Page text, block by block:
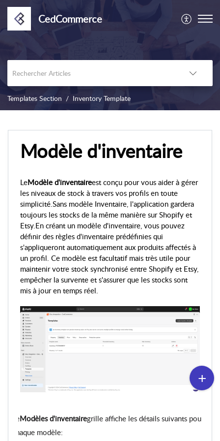
CedCommerce
Templates Section Inventory Template
Modèle d'inventaire
LeModèle d'inventaireest conçu pour vous aider à gérer
les niveaux de stock à travers vos profils en toute
simplicité.Sans modèle Inventaire, l'application gardera
toujours les stocks de la même manière sur Shopify et
Etsy.En créant un modèle d'inventaire, vous pouvez
définir des règles d'inventaire prédéfinies qui
s'appliqueront automatiquement aux produits affectés à
un profil. Ce modèle est facultatif mais très utile pour
maintenir votre stock synchronisé entre Shopify et Etsy,
empêcher la survente et s'assurer que les stocks sont
mis à jour en temps réel.
LeModèles d'inventairegrille affiche les détails suivants pour
chaque modèle: